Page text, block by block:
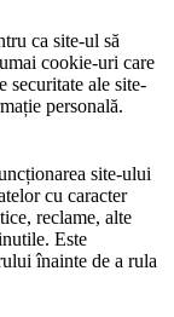
ca site-ul să
cookie-uri care
securitate ale site-
personală.
site-ului
cu caracter
reclame, alte
Este
înainte de a rula